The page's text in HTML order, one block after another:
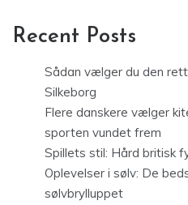
Recent Posts
Sådan vælger du den
Silkeborg
Flere danskere vælger
sporten vundet frem
Spillets stil: Hård britisk
Oplevelser i sølv: De
sølvbrylluppet